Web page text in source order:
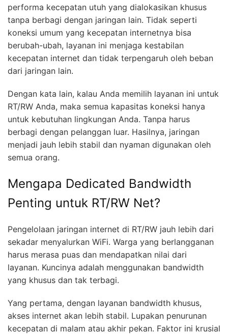
performa kecepatan utuh yang dialokasikan khusus
tanpa berbagi dengan jaringan lain. Tidak seperti
koneksi umum yang kecepatan internetnya bisa
berubah-ubah, layanan ini menjaga kestabilan
kecepatan internet dan tidak terpengaruh oleh beban
dari jaringan lain.
Dengan kata lain, kalau Anda memilih layanan ini untuk
RT/RW Anda, maka semua kapasitas koneksi hanya
untuk kebutuhan lingkungan Anda. Tanpa harus
berbagi dengan pelanggan luar. Hasilnya, jaringan
menjadi jauh lebih stabil dan nyaman digunakan oleh
semua orang.
Mengapa Dedicated Bandwidth
Penting untuk RT/RW Net?
Pengelolaan jaringan internet di RT/RW jauh lebih dari
sekadar menyalurkan WiFi. Warga yang berlangganan
harus merasa puas dan mendapatkan nilai dari
layanan. Kuncinya adalah menggunakan bandwidth
yang khusus dan tak terbagi.
Yang pertama, dengan layanan bandwidth khusus,
akses internet akan lebih stabil. Lupakan penurunan
kecepatan di malam atau akhir pekan. Faktor ini krusial